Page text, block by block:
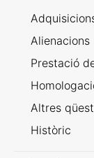
Alienacions
Prestació
Altres
Històric